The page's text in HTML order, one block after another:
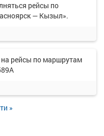
рейсы по
— Кызыл».
рейсы по маршрутам
»